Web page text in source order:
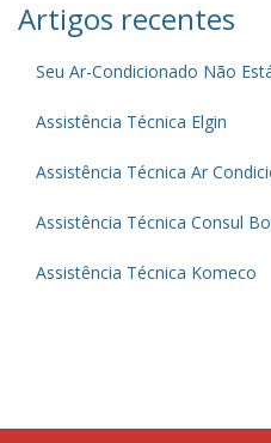
Artigos recentes
Seu Ar-Condicionado Não
Assistência Técnica Elgin
Assistência Técnica Ar
Assistência Técnica Consul
Assistência Técnica Komeco